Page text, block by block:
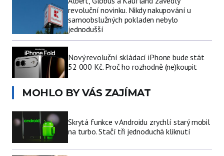
revoluční novinku. Nikdy nakupování u
samoobslužných pokladen nebylo
jednodušší
Nový revoluční skládací iPhone bude stát
52 000 Kč. Proč ho rozhodně (ne)koupit
MOHLO BY VÁS ZAJÍMAT
Skrytá funkce v Androidu zrychlí starý mobil
na turbo. Stačí tři jednoduchá kliknutí